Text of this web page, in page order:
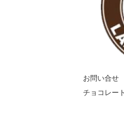
お問い合せ
チョコレー